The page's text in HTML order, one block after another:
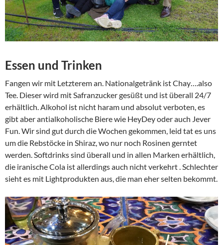
Essen und Trinken
Fangen wir mit Letzterem an. Nationalgetränk ist Chay….also
Tee. Dieser wird mit Safranzucker gesüßt und ist überall 24/7
erhältlich. Alkohol ist nicht haram und absolut verboten, es
gibt aber antialkoholische Biere wie HeyDey oder auch Jever
Fun. Wir sind gut durch die Wochen gekommen, leid tat es uns
um die Rebstöcke in Shiraz, wo nur noch Rosinen gerntet
werden. Softdrinks sind überall und in allen Marken erhältlich,
die iranische Cola ist allerdings auch nicht verkehrt . Schlechter
sieht es mit Lightprodukten aus, die man eher selten bekommt.